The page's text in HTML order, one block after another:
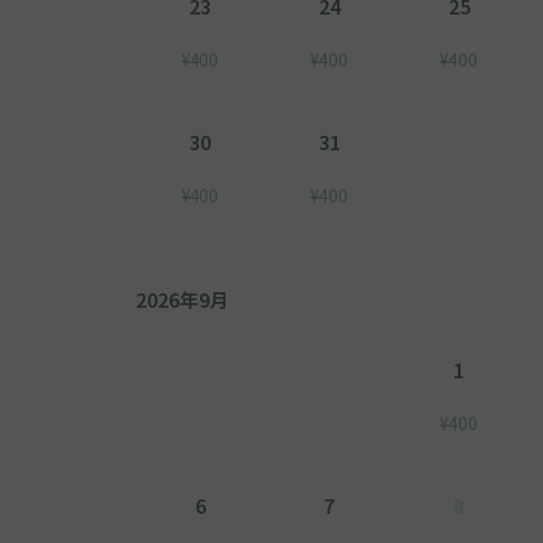
23
¥400
24
¥400
25
¥400
30
¥400
31
¥400
2026年9月
1
¥400
6 7